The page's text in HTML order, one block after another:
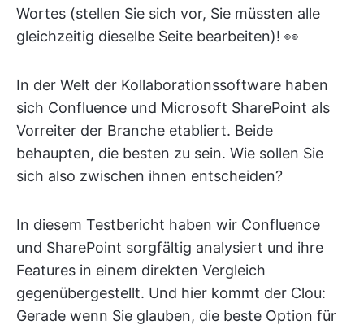
Wortes (stellen Sie sich vor, Sie müssten alle
gleichzeitig dieselbe Seite bearbeiten)! 👀
In der Welt der Kollaborationssoftware haben
sich Confluence und Microsoft SharePoint als
Vorreiter der Branche etabliert. Beide
behaupten, die besten zu sein. Wie sollen Sie
sich also zwischen ihnen entscheiden?
In diesem Testbericht haben wir Confluence
und SharePoint sorgfältig analysiert und ihre
Features in einem direkten Vergleich
gegenübergestellt. Und hier kommt der Clou:
Gerade wenn Sie glauben, die beste Option für